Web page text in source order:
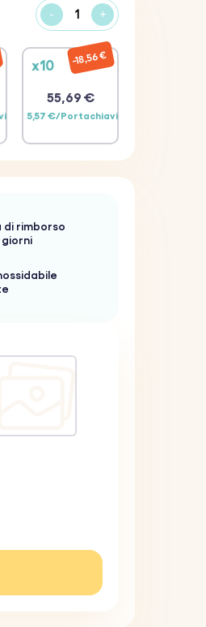
- +
x10
55,69 €
5,57 €/Portachiavi
18,56 €
di rimborso